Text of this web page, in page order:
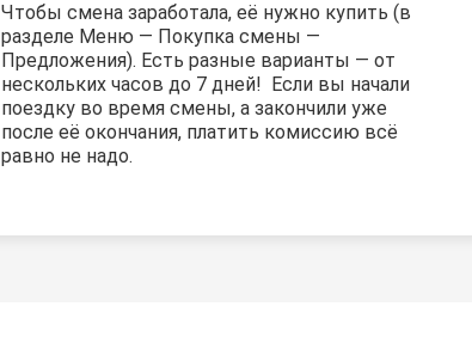
Чтобы смена заработала, её нужно купить (в
разделе Меню — Покупка смены —
Предложения). Есть разные варианты — от
нескольких часов до 7 дней! Если вы начали
поездку во время смены, а закончили уже
после её окончания, платить комиссию всё
равно не надо.